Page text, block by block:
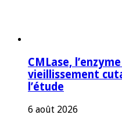
CMLase,
vieillissement
l’étude
6 août 2026